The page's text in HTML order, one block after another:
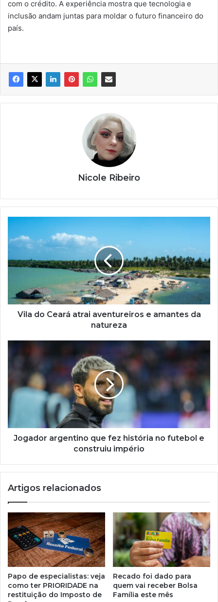
com o crédito. A experiência mostra que tecnologia e
inclusão andam juntas para moldar o futuro financeiro do
país.
Nicole Ribeiro
Vila
Ceará
aventureiros
natureza
Vila do Ceará atrai aventureiros e amantes da
natureza
argentino
história
no
e
construiu
império
Jogador argentino que fez história no futebol e
construiu império
Artigos relacionados
Papo de especialistas: veja
como ter PRIORIDADE na
restituição do Imposto de
Recado foi dado para
quem vai receber Bolsa
Família este mês